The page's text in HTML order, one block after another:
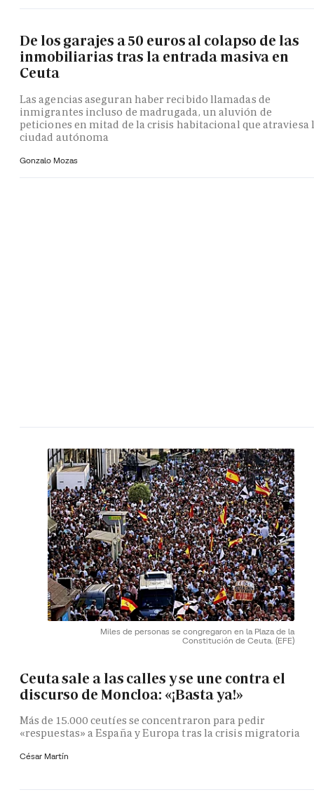
De los garajes a 50 euros al colapso de las
inmobiliarias tras la entrada masiva en
Ceuta
Las agencias aseguran haber recibido llamadas de
inmigrantes incluso de madrugada, un aluvión de
peticiones en mitad de la crisis habitacional que atraviesa
ciudad autónoma
Gonzalo Mozas
Miles de personas se congregaron en la Plaza de la
Constitución de Ceuta. (EFE)
Ceuta sale a las calles y se une contra el
discurso de Moncloa: «¡Basta ya!»
Más de 15.000 ceutíes se concentraron para pedir
«respuestas» a España y Europa tras la crisis migratoria
César Martín